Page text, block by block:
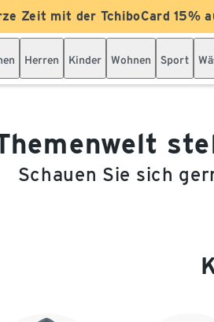
Zeit mit der TchiboCard 15%
Herren Kinder Wohnen Sport
Schauen Sie sich